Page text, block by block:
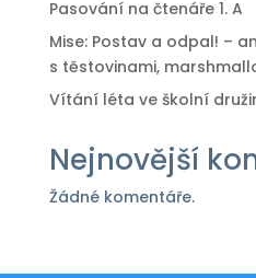
Pasování na čtenáře 1. A
Mise: Postav a odpal! –
s těstovinami,
Vítání léta ve školní
Nejnovější
Žádné komentáře.